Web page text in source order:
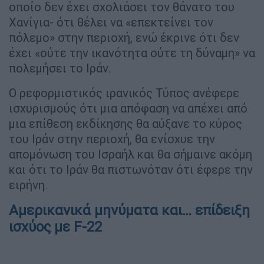
οποίο δεν έχει σχολιάσει τον θάνατο του
Χανίγια- ότι θέλει να «επεκτείνει τον
πόλεμο» στην περιοχή, ενώ έκρινε ότι δεν
έχει «ούτε την ικανότητα ούτε τη δύναμη» να
πολεμήσει το Ιράν.
Ο ρεφορμιστικός ιρανικός Τύπος ανέφερε
ισχυρισμούς ότι μια απόφαση να απέχει από
μια επίθεση εκδίκησης θα αύξανε το κύρος
του Ιράν στην περιοχή, θα ενίσχυε την
απομόνωση του Ισραήλ και θα σήμαινε ακόμη
και ότι το Ιράν θα πιστωνόταν ότι έφερε την
ειρήνη.
Αμερικανικά μηνύματα και… επίδειξη
ισχύος με F-22